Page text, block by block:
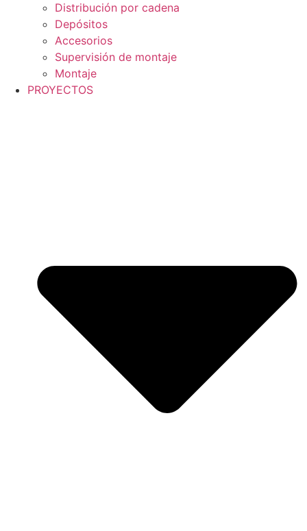
Distribución por cadena
Depósitos
Accesorios
Supervisión de montaje
Montaje
PROYECTOS